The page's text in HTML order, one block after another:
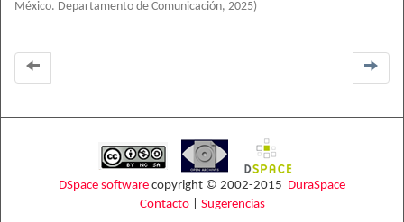
México. Departamento de Comunicación, 2025)
DSpace software copyright © 2002-2015 DuraSpace
Contacto| Sugerencias